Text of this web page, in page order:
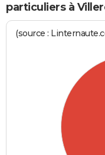
particuliers à
(source :